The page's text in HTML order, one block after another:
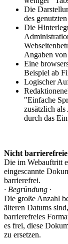
Die
des
Die
Angaben
Eine
Beispiel ab
Logischer
"Einfache
zusätzlich
durch das
Nicht
Die im Webauftritt
eingescannte
barrierefrei.
· Begründung ·
Die große Anzahl
älteren Datums
barrierefreies
es frei, diese
zu ersetzen.